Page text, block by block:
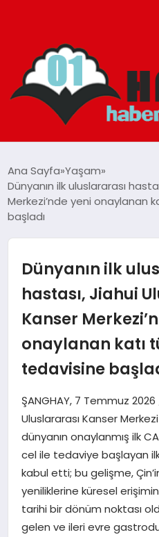
ADANA
GÜNDEM
MAGAZIN
EĞITIM
TEKNOLOJI
Ana Sayfa Yaşam
Dünyanın ilk uluslararası
Merkezi’nde yeni onaylanan
başladı
Dünyanın ilk
hastası, Jiahui
Kanser
onaylanan katı
tedavisine
ŞANGHAY, 7 Temmuz
Uluslararası Kanser
dünyanın onaylanmış ilk
cel ile tedaviye başlayan
kabul etti; bu gelişme,
yeniliklerine küresel
tarihi bir dönüm noktası
gelen ve ileri evre